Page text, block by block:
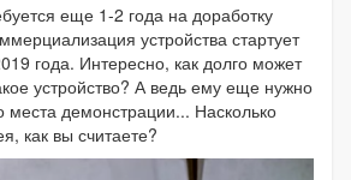
еще 1-2 года на доработку
устройства стартует
года. Интересно, как долго может
устройство? А ведь ему еще нужно
места демонстрации... Насколько
как вы считаете?